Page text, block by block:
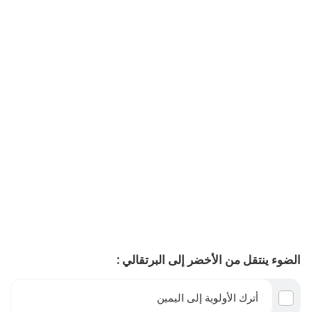
الضوء ينتقل من الأخضر إلى البرتقالي :
أترك الأولوية إلى اليمين